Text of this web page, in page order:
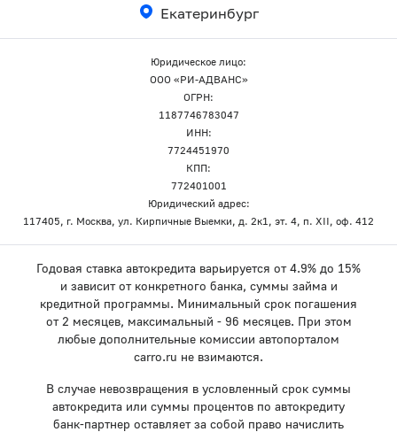
Екатеринбург
Юридическое лицо:
ООО «РИ-АДВАНС»
ОГРН:
1187746783047
ИНН:
7724451970
КПП:
772401001
Юридический адрес:
117405, г. Москва, ул. Кирпичные Выемки, д. 2к1, эт. 4, п. XII, оф. 412
Годовая ставка автокредита варьируется от 4.9% до 15%
и зависит от конкретного банка, суммы займа и
кредитной программы. Минимальный срок погашения
от 2 месяцев, максимальный - 96 месяцев. При этом
любые дополнительные комиссии автопорталом
carro.ru не взимаются.
В случае невозвращения в условленный срок суммы
автокредита или суммы процентов по автокредиту
банк-партнер оставляет за собой право начислить